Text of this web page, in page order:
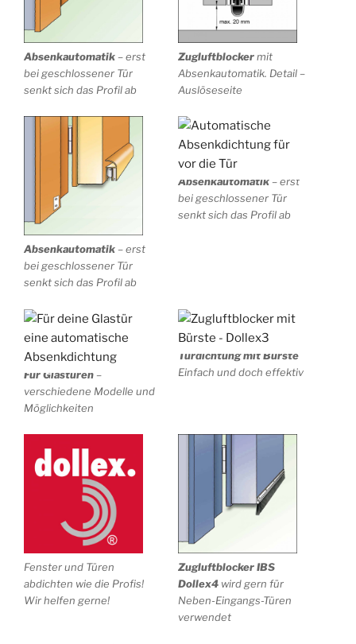
Absenkautomatik– erst
bei geschlossener Tür
senkt sich das Profil ab
Zugluftblockermit
Absenkautomatik. Detail –
Auslöseseite
Absenkautomatik– erst
bei geschlossener Tür
senkt sich das Profil ab
Absenkautomatik– erst
bei geschlossener Tür
senkt sich das Profil ab
Für Glastüren–
verschiedene Modelle und
Möglichkeiten
Türdichtung mit Bürste
Einfach und doch effektiv
Fenster und Türen
abdichten wie die Profis!
Wir helfen gerne!
Zugluftblocker IBS
Dollex4 wird gern für
Neben-Eingangs-Türen
verwendet